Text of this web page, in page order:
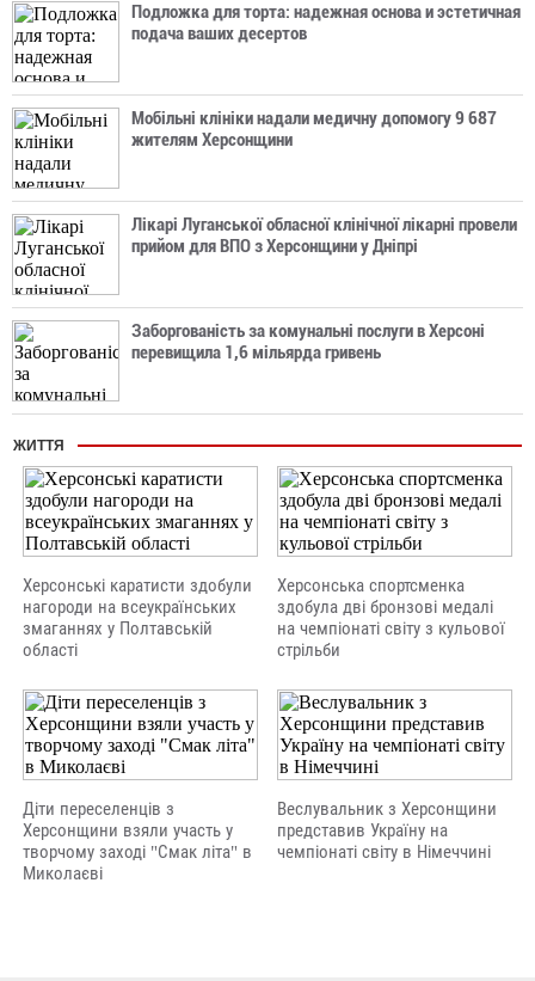
Подложка для торта: надежная основа и эстетичная
подача ваших десертов
Мобільні клініки надали медичну допомогу 9 687
жителям Херсонщини
Лікарі Луганської обласної клінічної лікарні провели
прийом для ВПО з Херсонщини у Дніпрі
Заборгованість за комунальні послуги в Херсоні
перевищила 1,6 мільярда гривень
ЖИТТЯ
Херсонські каратисти здобули
нагороди на всеукраїнських
змаганнях у Полтавській
області
Херсонська спортсменка
здобула дві бронзові медалі
на чемпіонаті світу з кульової
стрільби
Діти переселенців з
Херсонщини взяли участь у
творчому заході "Смак літа" в
Миколаєві
Веслувальник з Херсонщини
представив Україну на
чемпіонаті світу в Німеччині